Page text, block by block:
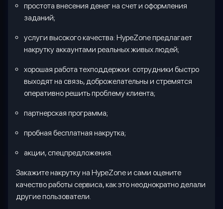
простота внесения денег на счет и оформления
заданий;
услуги высокого качества: HypeZone предлагает
накрутку аккаунтами реальных живых людей;
хорошая работа техподдержки: сотрудники быстро
выходят на связь, доброжелательны и стремятся
оперативно решить проблему клиента;
партнерская программа;
пробная бесплатная накрутка;
акции, спецпредложения.
Закажите накрутку на HypeZoneи сами оцените
качество работы сервиса, как это неоднократно делали
другие пользователи.